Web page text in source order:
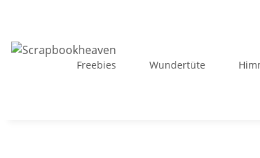
Freebies Wundertüte